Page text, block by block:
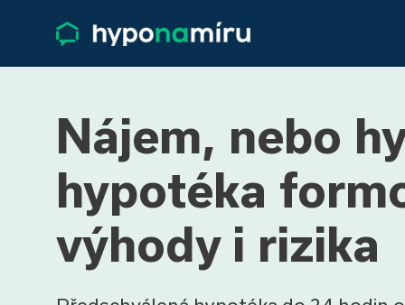
Nájem, nebo
hypotéka
výhody i rizika